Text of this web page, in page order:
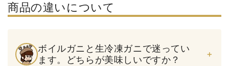
商品の違いについて
ボイルガニと生冷凍ガニで迷ってい
ます。どちらが美味しいですか？